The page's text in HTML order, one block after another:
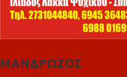
ΜΑΝΔΡΩΖΟΣ